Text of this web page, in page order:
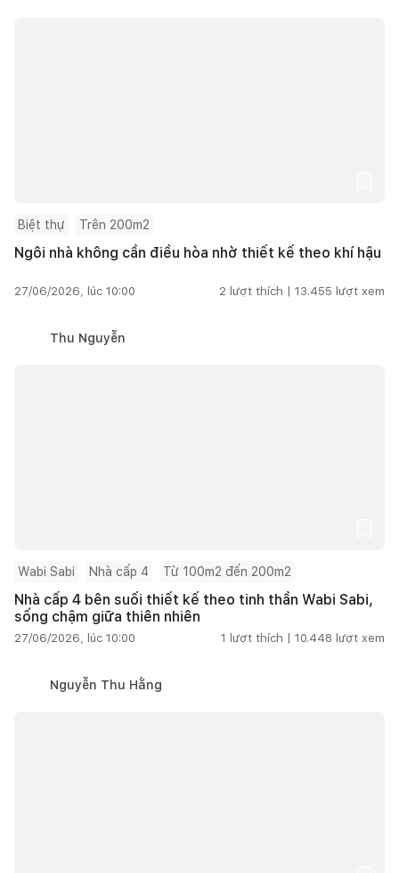
Biệt thự Trên 200m2
Ngôi nhà không cần điều hòa nhờ thiết kế theo khí hậu
27/06/2026, lúc 10:00 2 lượt thích | 13.455 lượt xem
Thu Nguyễn
Wabi Sabi Nhà cấp 4 Từ 100m2 đến 200m2
Nhà cấp 4 bên suối thiết kế theo tinh thần Wabi Sabi,
sống chậm giữa thiên nhiên
27/06/2026, lúc 10:00 1 lượt thích | 10.448 lượt xem
Nguyễn Thu Hằng